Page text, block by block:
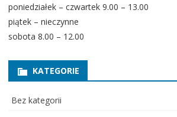
poniedziałek – czwartek 9.00 – 13.00
piątek – nieczynne
sobota 8.00 – 12.00
KATEGORIE
Bez kategorii